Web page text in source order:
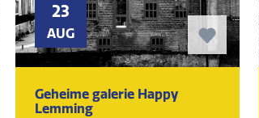
23
AUG
Geheime galerie Happy
Lemming